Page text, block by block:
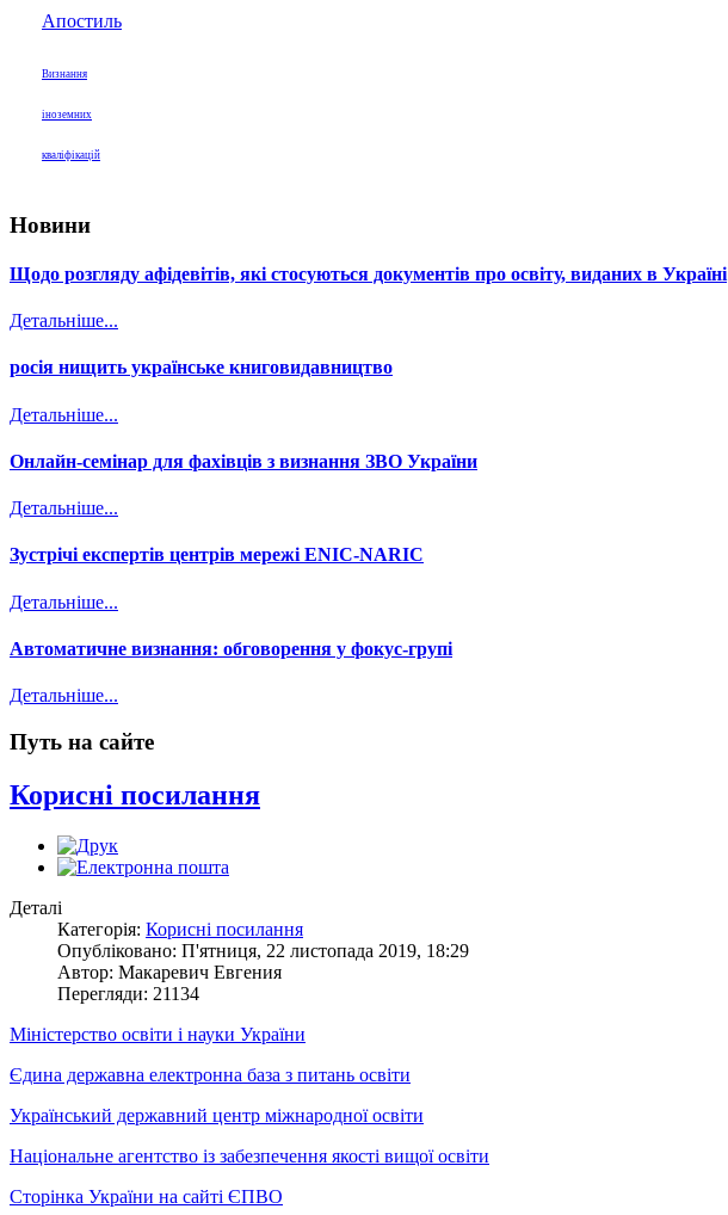
Апостиль
Визнання
іноземних
кваліфікацій
Новини
Щодо розгляду афідевітів, які стосуються документів про освіту, виданих в Україні
Детальніше...
росія нищить українське книговидавництво
Детальніше...
Онлайн-семінар для фахівців з визнання ЗВО України
Детальніше...
Зустрічі експертів центрів мережі ENIC-NARIC
Детальніше...
Автоматичне визнання: обговорення у фокус-групі
Детальніше...
Путь на сайте
Корисні посилання
Деталі
Категорія: Корисні посилання
Опубліковано: П'ятниця, 22 листопада 2019, 18:29
Автор: Макаревич Евгения
Перегляди: 21134
Міністерство освіти і науки України
Єдина державна електронна база з питань освіти
Український державний центр міжнародної освіти
Національне агентство із забезпечення якості вищої освіти
Сторінка України на сайті ЄПВО